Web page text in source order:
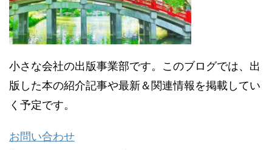
小さな会社の出版事業部です。このブログでは、出
版した本の紹介記事や最新＆関連情報を掲載してい
く予定です。
お問い合わせ